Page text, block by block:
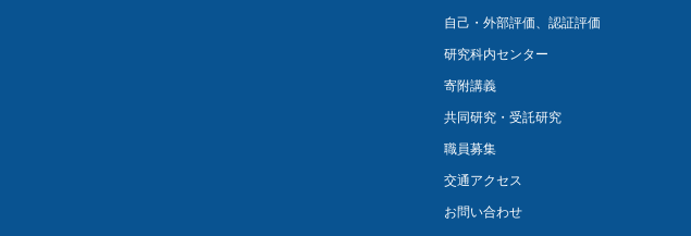
自己・外部評価、認証評価
研究科内センター
寄附講義
共同研究・受託研究
職員募集
交通アクセス
お問い合わせ